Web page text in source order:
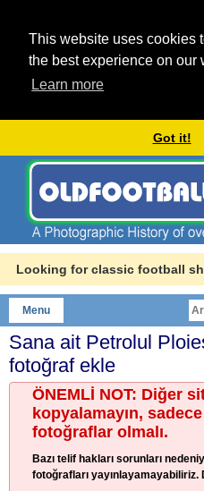
This website uses cookies
the best experience on our
Learn more
Got it!
Looking for classic football
Menu
Sana ait Petrolul
fotoğraf ekle
ÖNEMLİ NOT: Diğer
kopyalamayın,
fotoğraflar olmalı.
Bazı telif hakları sorunları
fotoğrafları yayınlayamayabiliriz.